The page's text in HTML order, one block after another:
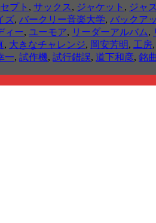
プト , サックス , ジャケット , ジャ
ズ, バークリー音楽大学, バックア
ィー, ユーモア, リーダーアルバム,
, 大きなチャレンジ, 岡安芳明, 工房,
一, 試作機, 試行錯誤, 道下和彦, 銘曲